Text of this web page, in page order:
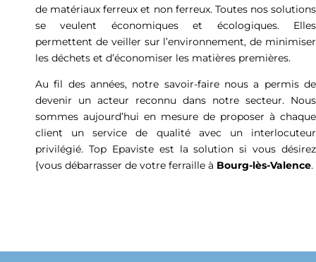
de matériaux ferreux et non ferreux. Toutes nos solutions
se veulent économiques et écologiques. Elles
permettent de veiller sur l’environnement, de minimiser
les déchets et d’économiser les matières premières.
Au fil des années, notre savoir-faire nous a permis de
devenir un acteur reconnu dans notre secteur. Nous
sommes aujourd’hui en mesure de proposer à chaque
client un service de qualité avec un interlocuteur
privilégié. Top Epaviste est la solution si vous désirez
{vous débarrasser de votre ferraille à Bourg-lès-Valence.